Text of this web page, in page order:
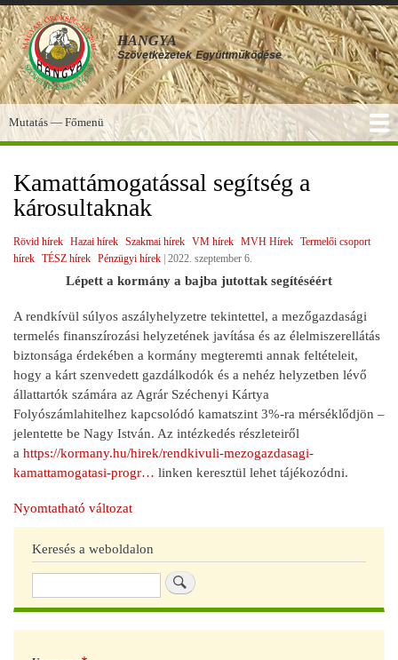
Ugrás
a
tartalomra
HANGYA
Szövetkezetek Együttműködése
Főmenü
Mutatás — Főmenü
Kamattámogatással segítség a
károsultaknak
Rövid hírek Hazai hírek Szakmai hírek VM hírek MVH Hírek Termelői csoport
hírek TÉSZ hírek Pénzügyi hírek 2022. szeptember 6.
Lépett a kormány a bajba jutottak segítéséért
A rendkívül súlyos aszályhelyzetre tekintettel, a mezőgazdasági
termelés finanszírozási helyzetének javítása és az élelmiszerellátás
biztonsága érdekében a kormány megteremti annak feltételeit,
hogy a kárt szenvedett gazdálkodók és a nehéz helyzetben lévő
állattartók számára az Agrár Széchenyi Kártya
Folyószámlahitelhez kapcsolódó kamatszint 3%-ra mérséklődjön –
jelentette be Nagy István. Az intézkedés részleteiről
a https://kormany.hu/hirek/rendkivuli-mezogazdasagi-
kamattamogatasi-progr… linken keresztül lehet tájékozódni.
Nyomtatható változat
Keresés a weboldalon